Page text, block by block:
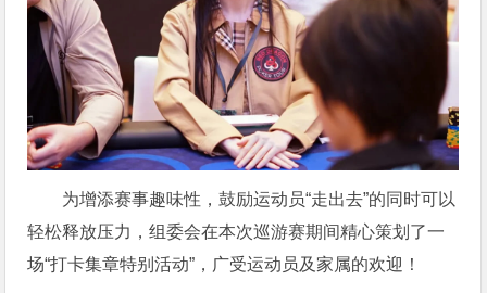
为增添赛事趣味性，鼓励运动员“走出去”的同时可以
轻松释放压力，组委会在本次巡游赛期间精心策划了一
场“打卡集章特别活动”，广受运动员及家属的欢迎！